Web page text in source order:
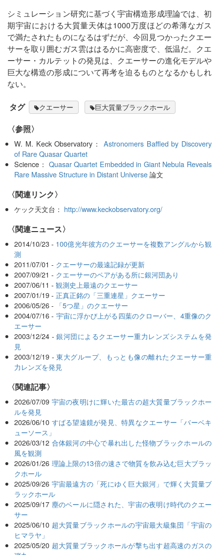
シミュレーション研究に基づく宇宙構造形成理論では、初
期宇宙における大質量天体は1000万度ほどの希薄なガス
で満たされたものになるはずだが、今回見つかったクエー
サーを取り囲むガス雲ははるかに高密度で、低温だ。クエ
ーサー・カルテットの発見は、クエーサーの進化モデルや
巨大な構造の形成について再考を迫るものとなるかもしれ
ない。
タグ クエーサー 巨大質量ブラックホール
〈参照〉
W. M. Keck Observatory：Astronomers Baffled by Discovery
of Rare Quasar Quartet
Science： Quasar Quartet Embedded in Giant Nebula Reveals
Rare Massive Structure in Distant Universe論文
〈関連リンク〉
ケック天文台： http://www.keckobservatory.org/
〈関連ニュース〉
2014/10/23 - 100億光年彼方のクエーサーを複数アングルから観
測
2011/07/01 - クエーサーの最遠記録が更新
2007/09/21 - クエーサーのペアがある所に銀河団あり
2007/06/11 -観測史上最遠のクエーサー
2007/01/19 -正真正銘の「三重連星」クエーサー
2006/05/26 -
「5つ星」のクエーサー
2004/07/16 - 宇宙に浮かび上がる四葉のクローバー、4重像のク
エーサー
2003/12/24 -銀河団によるクエーサー重力レンズシステムを発
見
2003/12/19 -東大グループ、もっとも像の離れたクエーサー重
力レンズを発見
関連記事
2026/07/09 宇宙の夜明けに輝いた最古の超大質量ブラックホー
ルを発見
2026/06/10 すばる望遠鏡が発見、特異なクエーサー「バーベキ
ューソース」
2026/03/12 合体銀河の中心で暴れ出した怪物ブラックホールの
風を観測
2026/01/26 理論上限の13倍の速さで物質を飲み込む巨大ブラッ
クホール
2025/09/26 宇宙最遠方の「死にゆく巨大銀河」で輝く大質量ブ
ラックホール
2025/09/17 塵のベールに隠された、宇宙の夜明け時代のクエー
サー
2025/06/10 超大質量ブラックホールの宇宙最大級集団「宇宙の
ヒマラヤ」
2025/05/20 超大質量ブラックホールが撃ち出す超高速のガスの